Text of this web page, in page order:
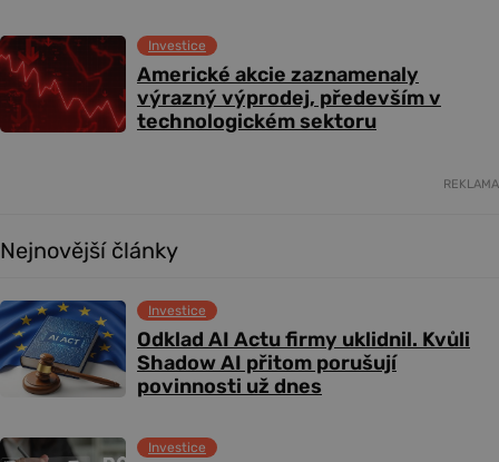
Americké akcie zaznamenaly
výrazný výprodej, především v
technologickém sektoru
Investice
REKLAMA
Nejnovější články
Odklad AI Actu firmy uklidnil. Kvůli
Shadow AI přitom porušují
povinnosti už dnes
Investice
Investice